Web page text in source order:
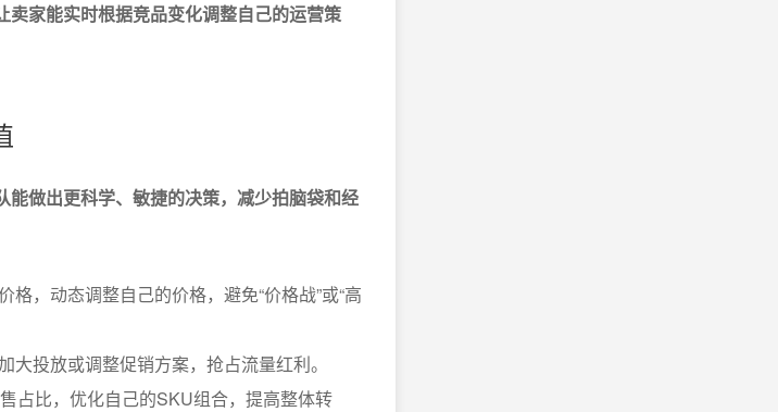
家能实时根据竞品变化调整自己的运营策
做出更科学、敏捷的决策，减少拍脑袋和经
，动态调整自己的价格，避免“价格战”或“高
投放或调整促销方案，抢占流量红利。
占比，优化自己的SKU组合，提高整体转